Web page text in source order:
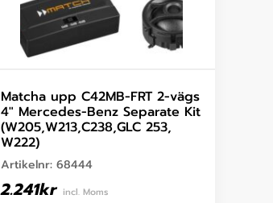
Matcha upp C42MB-FRT 2-vägs
4″ Mercedes-Benz Separate Kit
(W205,W213,C238,GLC 253,
W222)
Artikelnr: 68444
2.241kr incl. Moms